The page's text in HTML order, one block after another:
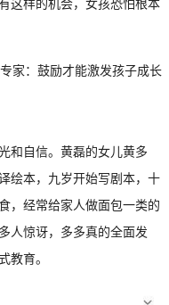
和自信。黄磊的女儿黄多
绘本，九岁开始写剧本，十
，经常给家人做面包一类的
人惊讶，多多真的全面发
教育。